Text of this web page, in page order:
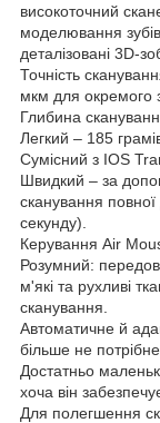
високоточний
моделювання
деталізовані 3D-
Точність
мкм для окремого
Глибина
Легкий – 185
Сумісний з IOS
Швидкий – за
сканування
секунду).
Керування Air
Розумний:
м'які та рухливі
сканування.
Автоматичне й
більше не потрібне.
Достатньо
хоча він
Для полегшення